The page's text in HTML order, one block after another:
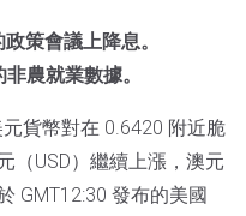
策會議上降息。
農就業數據。
貨幣對在 0.6420 附近脆
（USD）繼續上漲，澳元
GMT12:30 發布的美國